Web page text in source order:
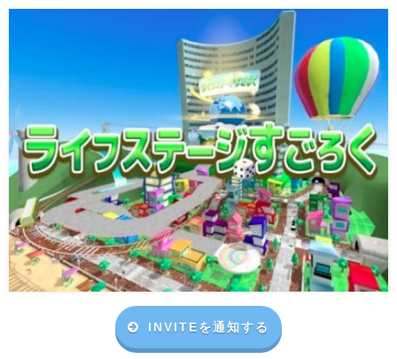
INVITEを通知する